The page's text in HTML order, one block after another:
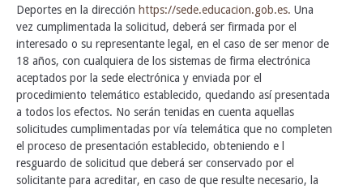
Deportes en la dirección https://sede.educacion.gob.es. Una
vez cumplimentada la solicitud, deberá ser firmada por el
interesado o su representante legal, en el caso de ser menor de
18 años, con cualquiera de los sistemas de firma electrónica
aceptados por la sede electrónica y enviada por el
procedimiento telemático establecido, quedando así presentada
a todos los efectos. No serán tenidas en cuenta aquellas
solicitudes cumplimentadas por vía telemática que no completen
el proceso de presentación establecido, obteniendo e l
resguardo de solicitud que deberá ser conservado por el
solicitante para acreditar, en caso de que resulte necesario, la